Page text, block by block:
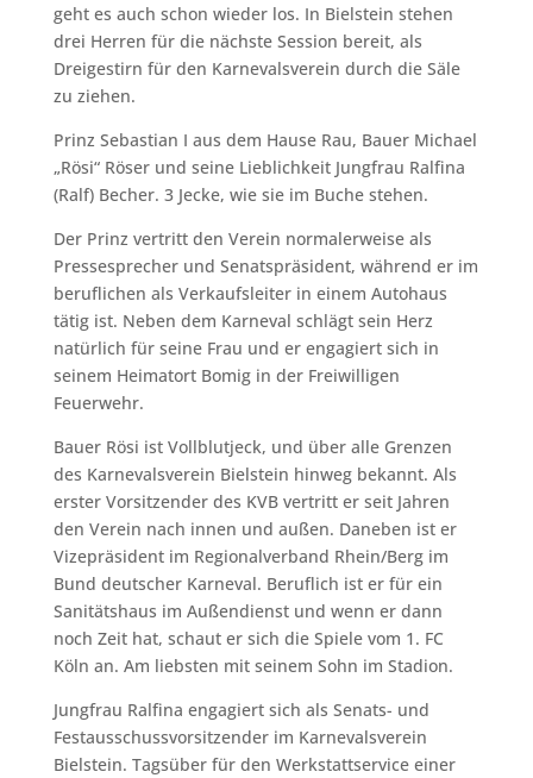
geht es auch schon wieder los. In Bielstein stehen
drei Herren für die nächste Session bereit, als
Dreigestirn für den Karnevalsverein durch die Säle
zu ziehen.
Prinz Sebastian I aus dem Hause Rau, Bauer Michael
„Rösi“ Röser und seine Lieblichkeit Jungfrau Ralfina
(Ralf) Becher. 3 Jecke, wie sie im Buche stehen.
Der Prinz vertritt den Verein normalerweise als
Pressesprecher und Senatspräsident, während er im
beruflichen als Verkaufsleiter in einem Autohaus
tätig ist. Neben dem Karneval schlägt sein Herz
natürlich für seine Frau und er engagiert sich in
seinem Heimatort Bomig in der Freiwilligen
Feuerwehr.
Bauer Rösi ist Vollblutjeck, und über alle Grenzen
des Karnevalsverein Bielstein hinweg bekannt. Als
erster Vorsitzender des KVB vertritt er seit Jahren
den Verein nach innen und außen. Daneben ist er
Vizepräsident im Regionalverband Rhein/Berg im
Bund deutscher Karneval. Beruflich ist er für ein
Sanitätshaus im Außendienst und wenn er dann
noch Zeit hat, schaut er sich die Spiele vom 1. FC
Köln an. Am liebsten mit seinem Sohn im Stadion.
Jungfrau Ralfina engagiert sich als Senats- und
Festausschussvorsitzender im Karnevalsverein
Bielstein. Tagsüber für den Werkstattservice einer